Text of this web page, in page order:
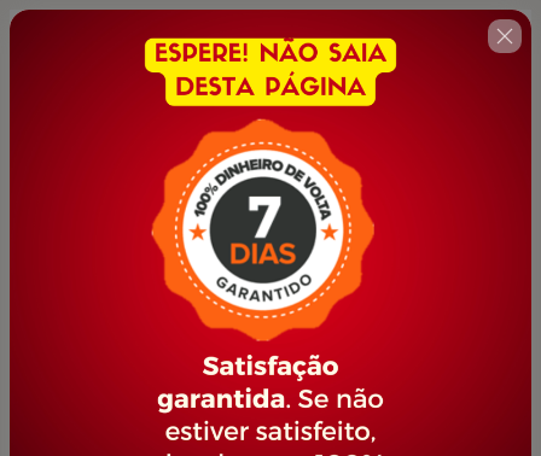
🇺🇸 Change country